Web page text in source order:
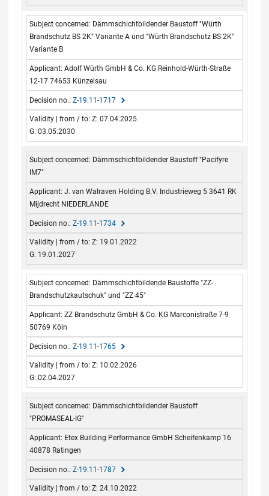
Dämmschichtbildender Baustoff "Würth
Brandschutz BS 2K" Variante A und "Würth Brandschutz BS 2K"
Variante B
Adolf Würth GmbH & Co. KG Reinhold-Würth-Straße
12-17 74653 Künzelsau
Z-19.11-1717
Z: 07.04.2025
G: 03.05.2030
Dämmschichtbildender Baustoff "Pacifyre
IM7"
J. van Walraven Holding B.V. Industrieweg 5 3641 RK
Mijdrecht NIEDERLANDE
Z-19.11-1734
Z: 19.01.2022
G: 19.01.2027
Dämmschichtbildende Baustoffe "ZZ-
Brandschutzkautschuk" und "ZZ 45"
ZZ Brandschutz GmbH & Co. KG Marconistraße 7-9
50769 Köln
Z-19.11-1765
Z: 10.02.2026
G: 02.04.2027
Dämmschichtbildender Baustoff
"PROMASEAL-IG"
Etex Building Performance GmbH Scheifenkamp 16
40878 Ratingen
Z-19.11-1787
Z: 24.10.2022